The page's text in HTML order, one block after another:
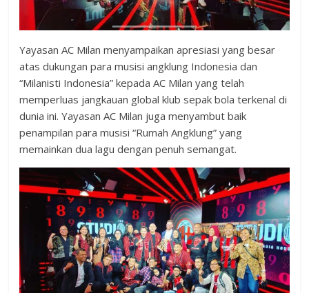
Yayasan AC Milan menyampaikan apresiasi yang besar
atas dukungan para musisi angklung Indonesia dan
“Milanisti Indonesia” kepada AC Milan yang telah
memperluas jangkauan global klub sepak bola terkenal di
dunia ini. Yayasan AC Milan juga menyambut baik
penampilan para musisi “Rumah Angklung” yang
memainkan dua lagu dengan penuh semangat.